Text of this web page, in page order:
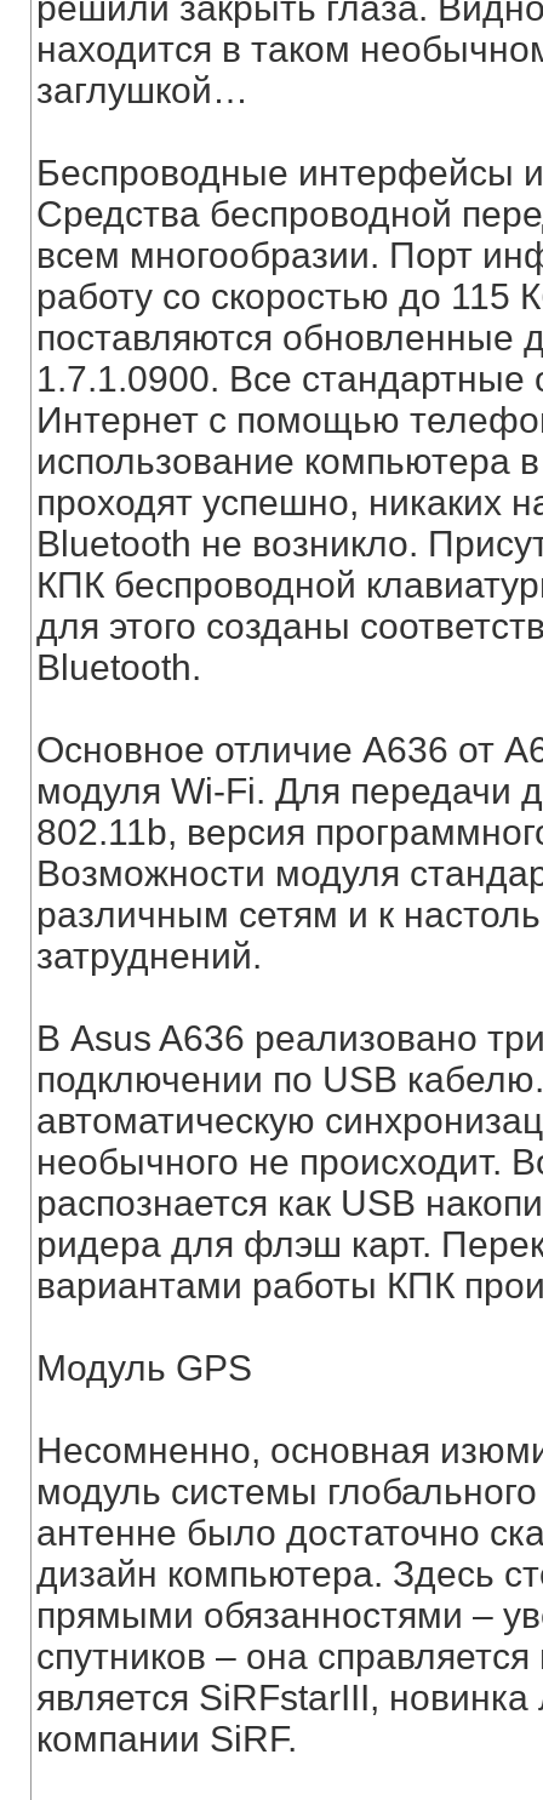
находится в таком
заглушкой…
Беспроводные интерфейсы
Средства беспроводной
всем многообразии. Порт
работу со скоростью до 115
поставляются обновленные
1.7.1.0900. Все
Интернет с помощью
использование компьютера
проходят успешно, никаких
Bluetooth не возникло.
КПК беспроводной
для этого созданы
Bluetooth.
Основное отличие А636 от
модуля Wi-Fi. Для передачи
802.11b, версия
Возможности модуля
различным сетям и к
затруднений.
В Аsus A636 реализовано
подключении по USB
автоматическую
необычного не происходит.
распознается как USB
ридера для флэш карт.
вариантами работы КПК
Модуль GPS
Несомненно, основная
модуль системы
антенне было достаточно
дизайн компьютера. Здесь
прямыми обязанностями –
спутников – она
является SiRFstarIII,
компании SiRF.